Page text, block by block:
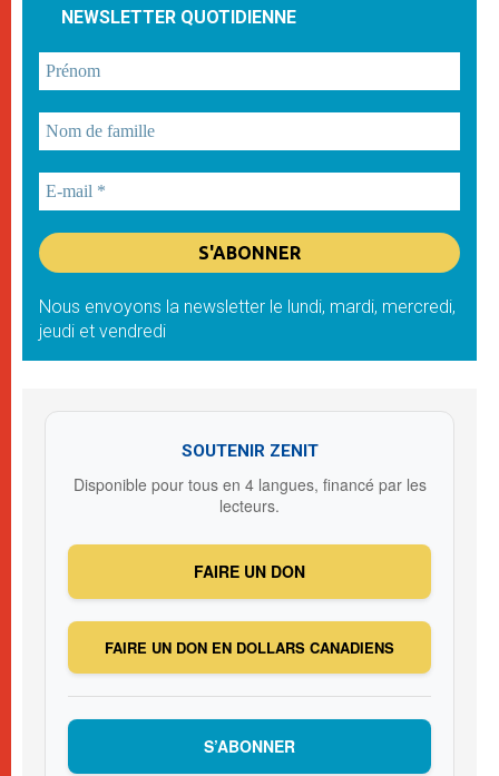
NEWSLETTER QUOTIDIENNE
Nous envoyons la newsletter le lundi, mardi, mercredi,
jeudi et vendredi
SOUTENIR ZENIT
Disponible pour tous en 4 langues, financé par les
lecteurs.
FAIRE UN DON
FAIRE UN DON EN DOLLARS CANADIENS
S’ABONNER